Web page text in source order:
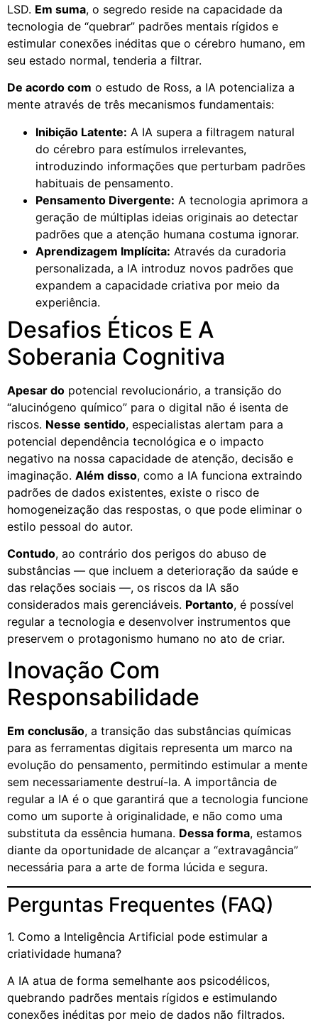
LSD. Em suma, o segredo reside na capacidade da
tecnologia de “quebrar” padrões mentais rígidos e
estimular conexões inéditas que o cérebro humano, em
seu estado normal, tenderia a filtrar.
De acordo com o estudo de Ross, a IA potencializa a
mente através de três mecanismos fundamentais:
Inibição Latente: A IA supera a filtragem natural
do cérebro para estímulos irrelevantes,
introduzindo informações que perturbam padrões
habituais de pensamento.
Pensamento Divergente: A tecnologia aprimora a
geração de múltiplas ideias originais ao detectar
padrões que a atenção humana costuma ignorar.
Aprendizagem Implícita: Através da curadoria
personalizada, a IA introduz novos padrões que
expandem a capacidade criativa por meio da
experiência.
Desafios Éticos E A
Soberania Cognitiva
Apesar do potencial revolucionário, a transição do
“alucinógeno químico” para o digital não é isenta de
riscos. Nesse sentido, especialistas alertam para a
potencial dependência tecnológica e o impacto
negativo na nossa capacidade de atenção, decisão e
imaginação. Além disso, como a IA funciona extraindo
padrões de dados existentes, existe o risco de
homogeneização das respostas, o que pode eliminar o
estilo pessoal do autor.
Contudo, ao contrário dos perigos do abuso de
substâncias — que incluem a deterioração da saúde e
das relações sociais —, os riscos da IA são
considerados mais gerenciáveis. Portanto, é possível
regular a tecnologia e desenvolver instrumentos que
preservem o protagonismo humano no ato de criar.
Inovação Com
Responsabilidade
Em conclusão, a transição das substâncias químicas
para as ferramentas digitais representa um marco na
evolução do pensamento, permitindo estimular a mente
sem necessariamente destruí-la. A importância de
regular a IA é o que garantirá que a tecnologia funcione
como um suporte à originalidade, e não como uma
substituta da essência humana. Dessa forma, estamos
diante da oportunidade de alcançar a “extravagância”
necessária para a arte de forma lúcida e segura.
Perguntas Frequentes (FAQ)
1. Como a Inteligência Artificial pode estimular a
criatividade humana?
A IA atua de forma semelhante aos psicodélicos,
quebrando padrões mentais rígidos e estimulando
conexões inéditas por meio de dados não filtrados.